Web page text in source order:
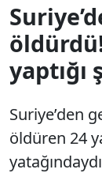
yaptığı
Suriye’den
öldüren 24